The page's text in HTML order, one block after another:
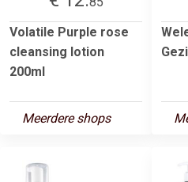
Volatile Purple rose
cleansing lotion
200ml
Meerdere shops